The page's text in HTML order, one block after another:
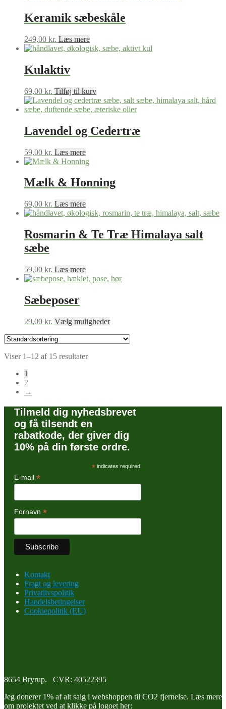
Keramik sæbeskåle
249,00 kr. Læs mere
Kulaktiv
69,00 kr. Tilføj til kurv
Lavendel og Cedertræ
59,00 kr. Læs mere
Mælk & Honning
69,00 kr. Læs mere
Rosmarin & Te Træ Himalaya salt
sæbe
59,00 kr. Læs mere
Sæbeposer
29,00 kr. Vælg mulighederDette
Viser 1–12 af 15 resultater
1
2
→
Tilmeld dig nyhedsbrevet
og få tilsendt en
rabatkode, der giver dig
10% på din første ordre.
*indicates required
E-mail *
Fornavn *
Kontakt
Fragt og levering
Privatlivspolitik
Handelsbetingelser
Cookiepolitik (EU)
8654 Bryrup. CVR: 40522395
Jeg donerer 1% af alt salg i webshoppen til CO2 fjernelse. Læs mere
om projektet ved at klikke på logoet her: